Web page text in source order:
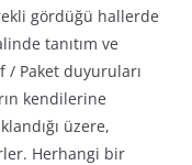
gördüğü hallerde
tanıtım ve
Paket duyuruları
kendilerine
üzere,
Herhangi bir